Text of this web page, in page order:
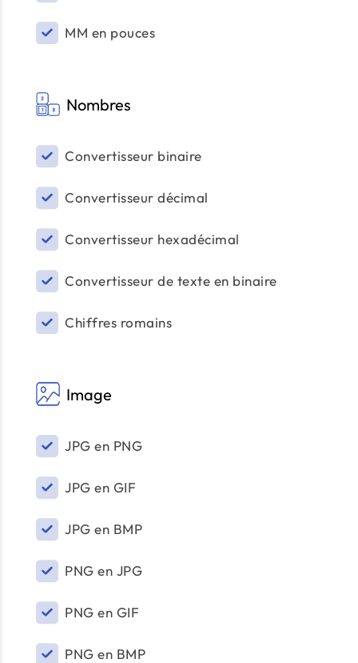
MM en pouces
Nombres
Convertisseur binaire
Convertisseur décimal
Convertisseur hexadécimal
Convertisseur de texte en binaire
Chiffres romains
Image
JPG en PNG
JPG en GIF
JPG en BMP
PNG en JPG
PNG en GIF
PNG en BMP